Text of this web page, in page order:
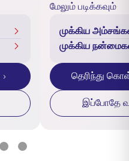
மேலும் படிக்கவும்
முக்கிய
முக்கிய
தெரிந்து
இப்போதே